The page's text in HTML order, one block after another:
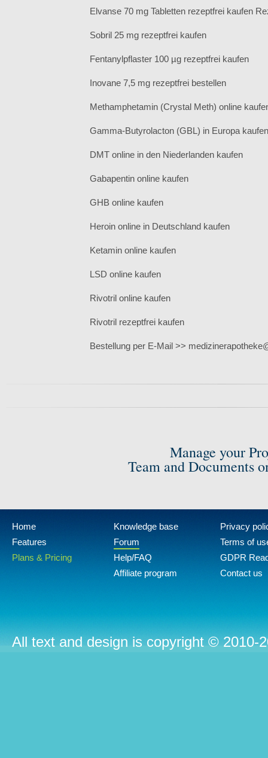
Elvanse 70 mg Tabletten rezeptfrei kaufen
Sobril 25 mg rezeptfrei kaufen
Fentanylpflaster 100 µg rezeptfrei kaufen
Inovane 7,5 mg rezeptfrei bestellen
Methamphetamin (Crystal Meth) online
Gamma-Butyrolacton (GBL) in Europa kaufen
DMT online in den Niederlanden kaufen
Gabapentin online kaufen
GHB online kaufen
Heroin online in Deutschland kaufen
Ketamin online kaufen
LSD online kaufen
Rivotril online kaufen
Rivotril rezeptfrei kaufen
Bestellung per E-Mail >>
Manage your
Team and Documents
Home
Features
Plans & Pricing
Knowledge base
Forum
Help/FAQ
Affiliate program
Privacy
Terms of
GDPR
Contact us
All text and design is copyright © 2010-